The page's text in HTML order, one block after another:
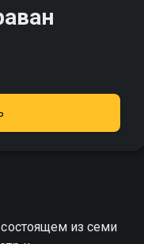
из семи